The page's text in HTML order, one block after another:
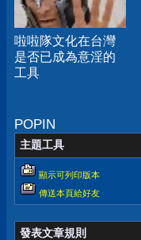
啦啦隊文化在台灣
是否已成為意淫的
工具
POPIN
主題工具
顯示可列印版本
傳送本頁給好友
發表文章規則